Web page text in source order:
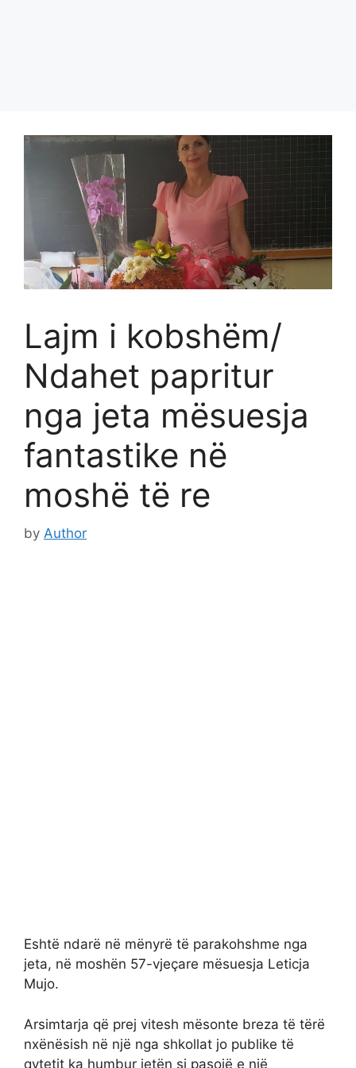
Lajm i kobshëm/
Ndahet papritur
nga jeta mësuesja
fantastike në
moshë të re
by Author
Eshtë ndarë në mënyrë të parakohshme nga
jeta, në moshën 57-vjeçare mësuesja Leticja
Mujo.
Arsimtarja që prej vitesh mësonte breza të tërë
nxënësish në një nga shkollat jo publike të
qytetit ka humbur jetën si pasojë e një